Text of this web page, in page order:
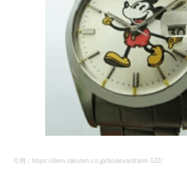
引用：https://item.rakuten.co.jp/boulevard/arm-122/